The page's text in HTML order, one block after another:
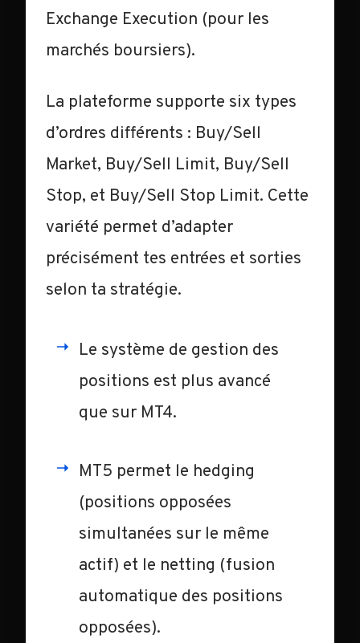
Exchange Execution (pour les
marchés boursiers).
La plateforme supporte six types
d’ordres différents : Buy/Sell
Market, Buy/Sell Limit, Buy/Sell
Stop, et Buy/Sell Stop Limit. Cette
variété permet d’adapter
précisément tes entrées et sorties
selon ta stratégie.
Le système de gestion des
positions est plus avancé
que sur MT4.
MT5 permet le hedging
(positions opposées
simultanées sur le même
actif) et le netting (fusion
automatique des positions
opposées).